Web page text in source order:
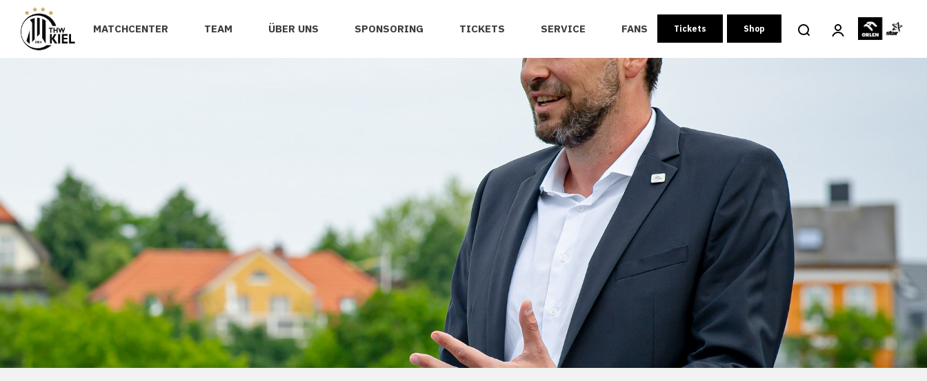
MATCHCENTER TEAM ÜBER UNS SPONSORING TICKETS SERVICE FANS Tickets Shop